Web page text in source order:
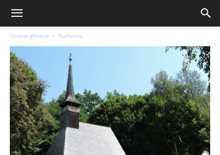
Strona główna Rumunia